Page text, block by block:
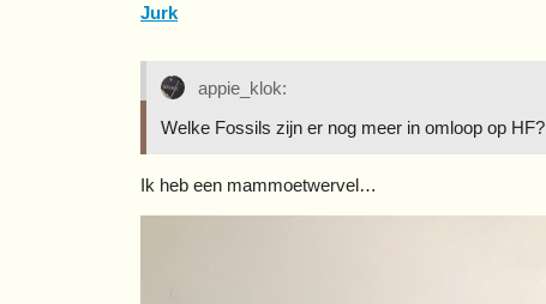
Jurk
appie_klok:
Welke Fossils zijn er nog meer in omloop op HF?
Ik heb een mammoetwervel…